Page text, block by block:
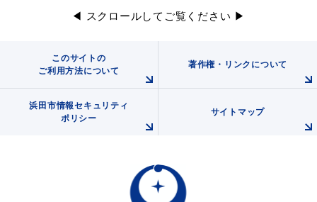
引っ越し・住まい 就職・退職
◀ スクロールしてご覧ください ▶
このサイトの
ご利用方法について
著作権・リンクについて
浜田市情報セキュリティ
ポリシー
サイトマップ